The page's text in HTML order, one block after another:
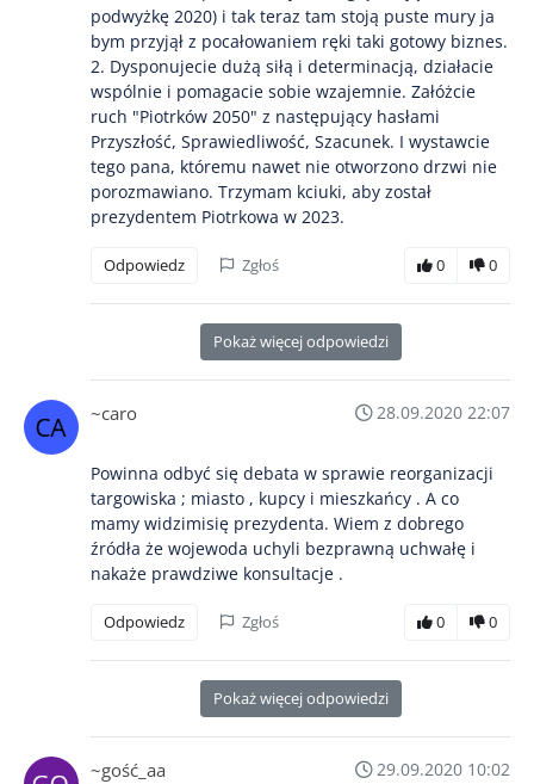
podwyżkę 2020) i tak teraz tam stoją puste mury ja
bym przyjął z pocałowaniem ręki taki gotowy biznes.
2. Dysponujecie dużą siłą i determinacją, działacie
wspólnie i pomagacie sobie wzajemnie. Załóżcie
ruch "Piotrków 2050" z następujący hasłami
Przyszłość, Sprawiedliwość, Szacunek. I wystawcie
tego pana, któremu nawet nie otworzono drzwi nie
porozmawiano. Trzymam kciuki, aby został
prezydentem Piotrkowa w 2023.
Odpowiedz Zgłoś 0 0
Pokaż więcej odpowiedzi
~caro 28.09.2020 22:07
Powinna odbyć się debata w sprawie reorganizacji
targowiska ; miasto , kupcy i mieszkańcy . A co
mamy widzimisię prezydenta. Wiem z dobrego
źródła że wojewoda uchyli bezprawną uchwałę i
nakaże prawdziwe konsultacje .
Odpowiedz Zgłoś 0 0
Pokaż więcej odpowiedzi
~gość_aa
29.09.2020 10:02